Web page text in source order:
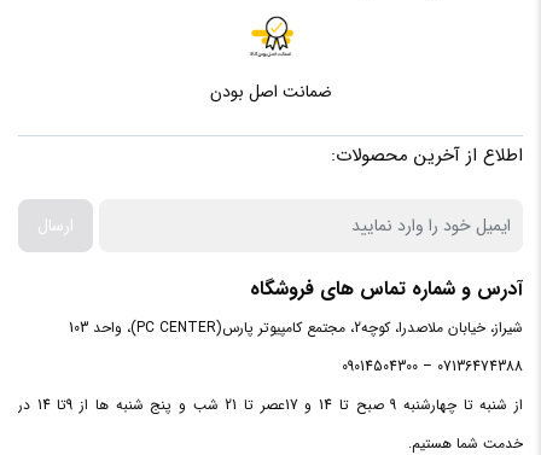
برابر
لغزش
می باشد
مقاوم در
ضمانت اصل بودن
اطلاع از آخرین محصولات:
ارسال
آدرس و شماره تماس های فروشگاه
شیراز، خیابان ملاصدرا، کوچه2، مجتمع کامپیوتر پارس(PC CENTER)، واحد 103
07136474388 – 09014504300
از شنبه تا چهارشنبه 9 صبح تا 14 و 17عصر تا 21 شب و پنج شنبه ها از 9تا 14 در
خدمت شما هستیم.